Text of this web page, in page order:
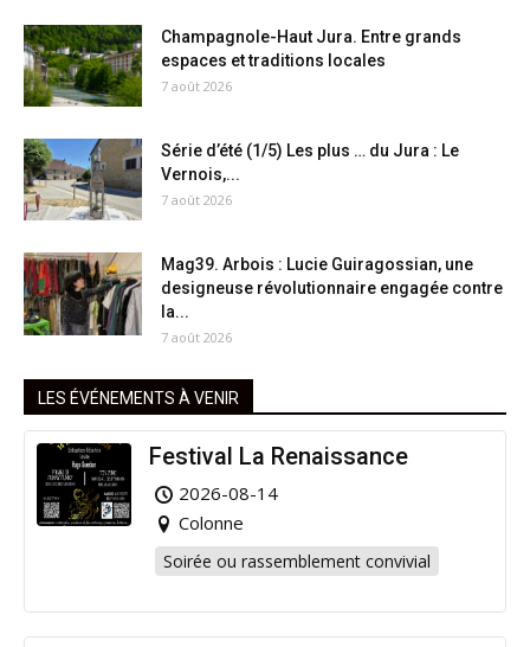
Champagnole-Haut Jura. Entre grands
espaces et traditions locales
7 août 2026
Série d’été (1/5) Les plus … du Jura : Le
Vernois,...
7 août 2026
Mag39. Arbois : Lucie Guiragossian, une
designeuse révolutionnaire engagée contre
la...
7 août 2026
LES ÉVÉNEMENTS À VENIR
Festival La Renaissance
2026-08-14
Colonne
Soirée ou rassemblement convivial